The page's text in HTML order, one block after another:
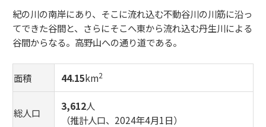
紀の川の南岸にあり、そこに流れ込む不動谷川の川筋に沿っ
てできた谷間と、さらにそこへ東から流れ込む丹生川による
谷間からなる。高野山への通り道である。
面積 44.15km2
総人口
3,612人
（推計人口、2024年4月1日）